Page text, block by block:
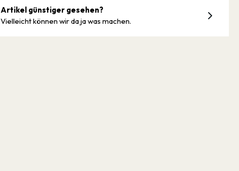
Artikel günstiger gesehen?
Vielleicht können wir da ja was machen.